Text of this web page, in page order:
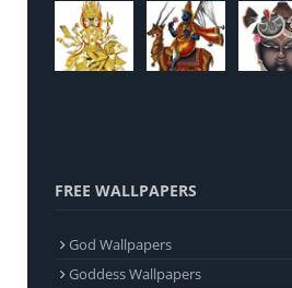
FREE WALLPAPERS
God Wallpapers
Goddess Wallpapers